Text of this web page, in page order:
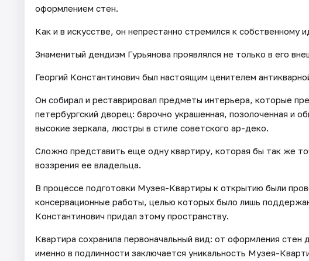
оформлением стен.
Как и в искусстве, он непрестанно стремился к собственному
Знаменитый дендизм Гурьянова проявлялся не только в его
Георгий Константинович был настоящим ценителем
Он собирал и реставрировал предметы интерьера, которые
петербургский дворец: барочно украшенная, позолоченная и
высокие зеркала, люстры в стиле советского ар-деко.
Сложно представить еще одну квартиру, которая бы так же
воззрения ее владельца.
В процессе подготовки Музея-Квартиры к открытию были
консервационные работы, целью которых было лишь
Константинович придал этому пространству.
Квартира сохранила первоначальный вид: от оформления
именно в подлинности заключается уникальность Музея-